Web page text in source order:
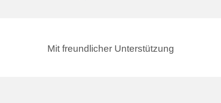
Mit freundlicher Unterstützung